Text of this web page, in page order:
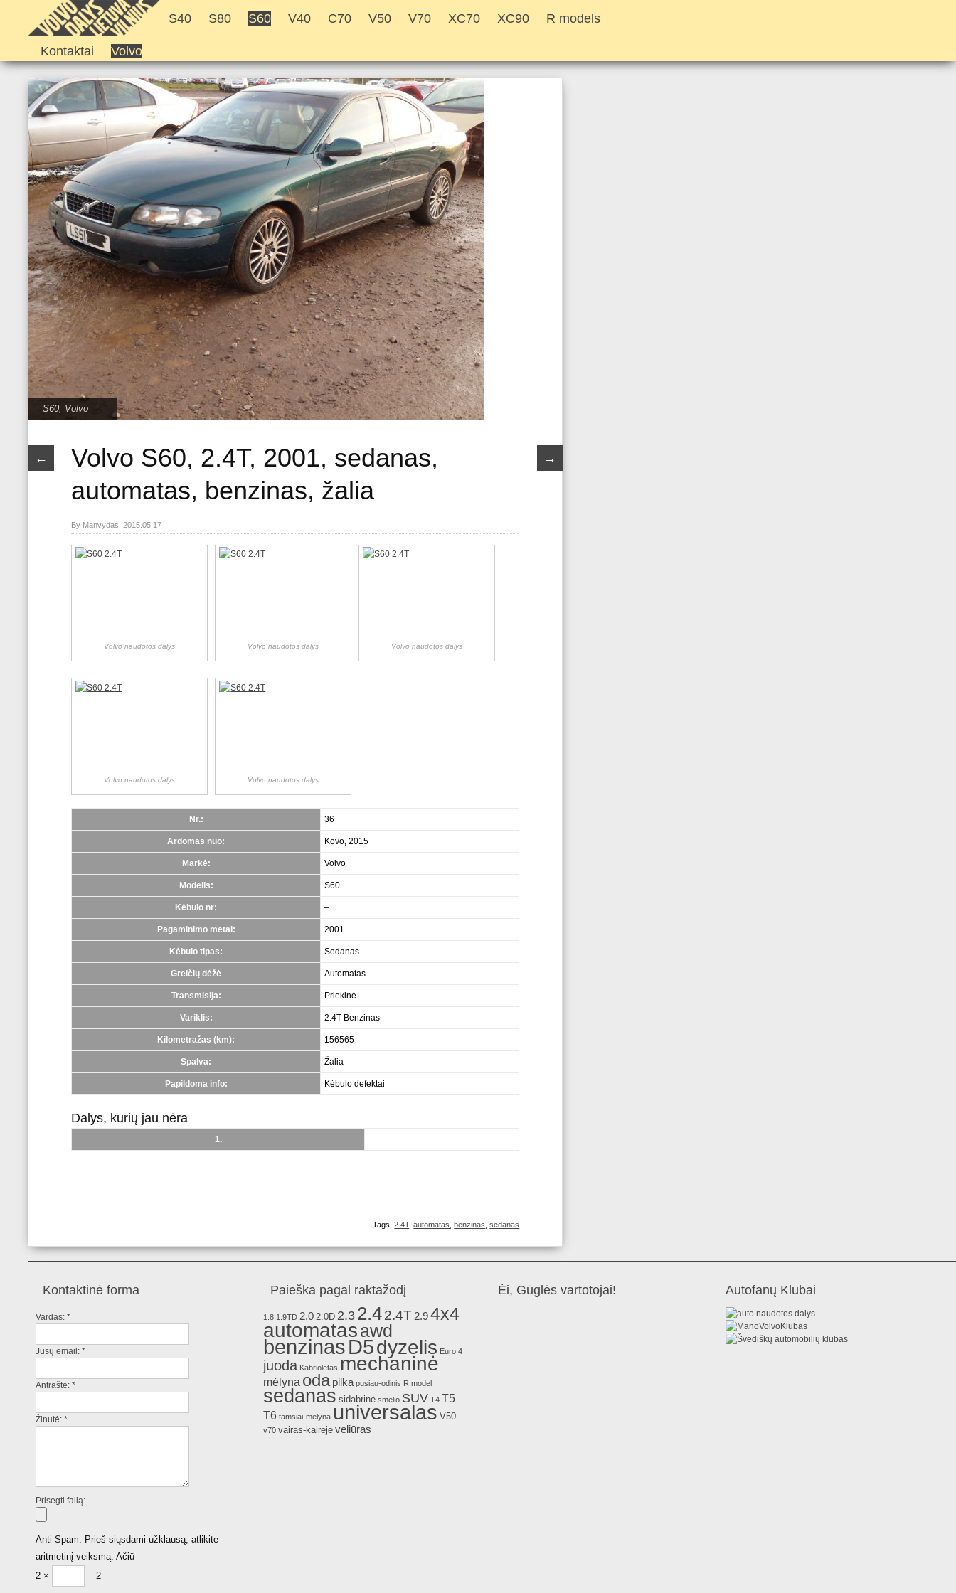
S40 S80 S60 V40 C70 V50 V70 XC70 XC90 R models
Kontaktai Volvo
S60, Volvo
← →
Volvo S60, 2.4T, 2001, sedanas,
automatas, benzinas, žalia
By Manvydas, 2015.05.17
Volvo naudotos dalys Volvo naudotos dalys Volvo naudotos dalys
Volvo naudotos dalys Volvo naudotos dalys
Nr.: 36
Ardomas nuo: Kovo, 2015
Markė: Volvo
Modelis: S60
Kėbulo nr: –
Pagaminimo metai: 2001
Kėbulo tipas: Sedanas
Greičių dėžė Automatas
Transmisija: Priekinė
Variklis: 2.4T Benzinas
Kilometražas (km): 156565
Spalva: Žalia
Papildoma info: Kėbulo defektai
Dalys, kurių jau nėra
1.
Tags:2.4T,automatas ,benzinas ,sedanas
Kontaktinė forma
Vardas: *
Jūsų email: *
Antraštė: *
Žinutė: *
Prisegti failą:
Anti-Spam. Prieš siųsdami užklausą, atlikite
aritmetinį veiksmą. Ačiū
2 ×
= 2
Paieška pagal raktažodį
1.8 1.9TD 2.0 2.0D 2.3 2.42.4T 2.94x4
automatasawd
benzinasD5dyzelis Euro 4
juoda Kabrioletas mechaninė
mėlyna oda pilka pusiau-odinis R model
sedanas sidabrinė smėlio SUV T4 T5
T6 tamsiai-melyna universalas V50
v70 vairas-kaireje veliūras
Ėi, Gūglės vartotojai! Autofanų Klubai